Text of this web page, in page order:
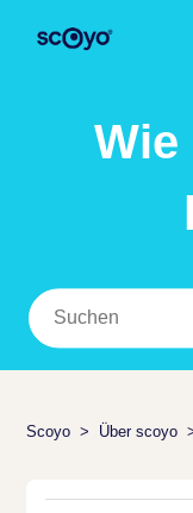
Wie
Scoyo Über scoyo